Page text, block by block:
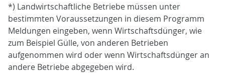
*) Landwirtschaftliche Betriebe müssen unter
bestimmten Voraussetzungen in diesem Programm
Meldungen eingeben, wenn Wirtschaftsdünger, wie
zum Beispiel Gülle, von anderen Betrieben
aufgenommen wird oder wenn Wirtschaftsdünger an
andere Betriebe abgegeben wird.